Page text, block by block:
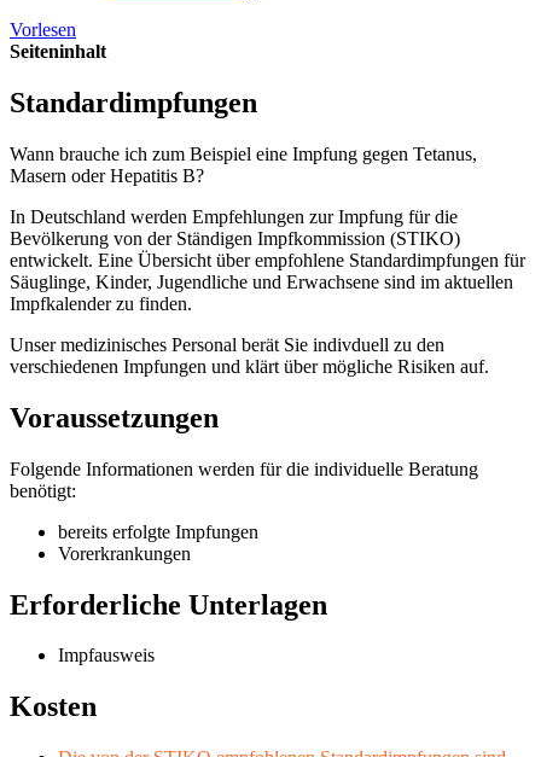
Vorlesen
Seiteninhalt
Standardimpfungen
Wann brauche ich zum Beispiel eine Impfung gegen Tetanus,
Masern oder Hepatitis B?
In Deutschland werden Empfehlungen zur Impfung für die
Bevölkerung von der Ständigen Impfkommission (STIKO)
entwickelt. Eine Übersicht über empfohlene Standardimpfungen für
Säuglinge, Kinder, Jugendliche und Erwachsene sind im aktuellen
Impfkalender zu finden.
Unser medizinisches Personal berät Sie indivduell zu den
verschiedenen Impfungen und klärt über mögliche Risiken auf.
Voraussetzungen
Folgende Informationen werden für die individuelle Beratung
benötigt:
bereits erfolgte Impfungen
Vorerkrankungen
Erforderliche Unterlagen
Impfausweis
Kosten